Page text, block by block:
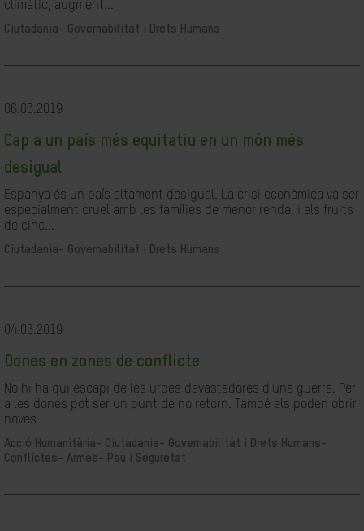
climàtic, augment...
Ciutadania- Governabilitat i Drets Humans
06.03.2019
Cap a un país més equitatiu en un món més
desigual
Espanya és un país altament desigual. La crisi econòmica va ser
especialment cruel amb les famílies de menor renda, i els fruits
de cinc...
Ciutadania- Governabilitat i Drets Humans
04.03.2019
Dones en zones de conflicte
No hi ha qui escapi de les urpes devastadores d'una guerra. Per
a les dones pot ser un punt de no retorn. També els poden obrir
noves...
Acció Humanitària-
Ciutadania- Governabilitat i Drets Humans-
Conflictes- Armes- Pau i Seguretat